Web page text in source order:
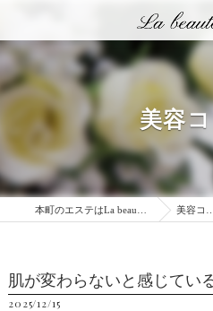
美容
美容コラム
肌が変わらないと感じてい
2025/12/15